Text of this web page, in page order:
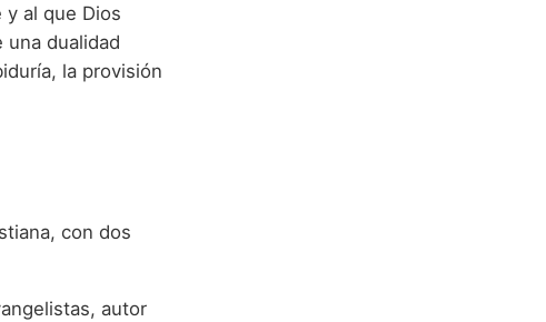
al que Dios
una dualidad
la provisión
con dos
autor